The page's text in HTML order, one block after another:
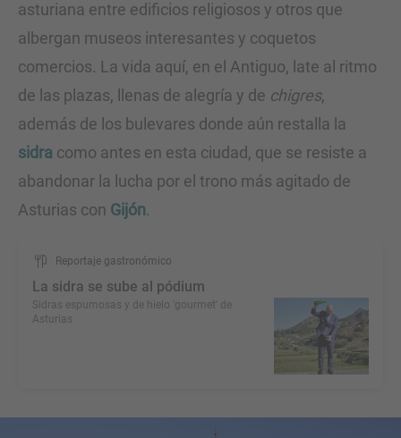
asturiana entre edificios religiosos y otros que
albergan museos interesantes y coquetos
comercios. La vida aquí, en el Antiguo, late al ritmo
de las plazas, llenas de alegría y de chigres,
además de los bulevares donde aún restalla la
sidra como antes en esta ciudad, que se resiste a
abandonar la lucha por el trono más agitado de
Asturias con Gijón.
Reportaje gastronómico
La sidra se sube al pódium
Sidras espumosas y de hielo 'gourmet' de
Asturias